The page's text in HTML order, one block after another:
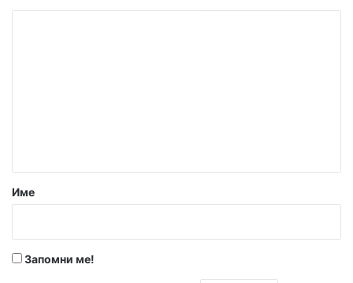
р
Име
Запомни ме!